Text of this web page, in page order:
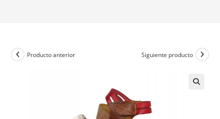
Producto anterior Siguiente producto